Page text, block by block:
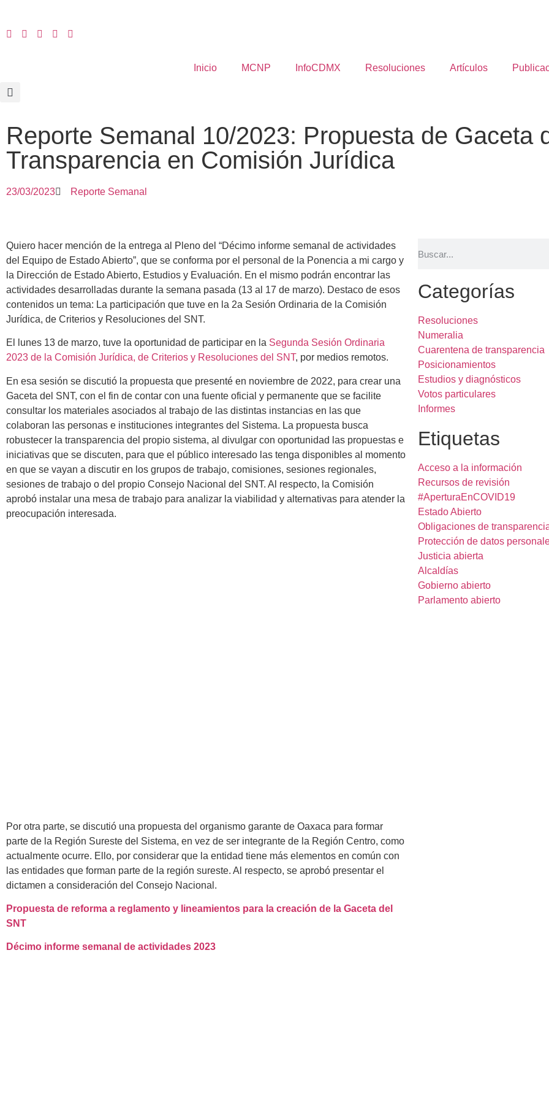
Inicio MCNP InfoCDMX Resoluciones Artículos
Reporte Semanal 10/2023: Propuesta de Gaceta
Transparencia en Comisión Jurídica
23/03/2023 Reporte Semanal
Quiero hacer mención de la entrega al Pleno del “Décimo informe semanal de actividades
del Equipo de Estado Abierto”, que se conforma por el personal de la Ponencia a mi cargo y
la Dirección de Estado Abierto, Estudios y Evaluación. En el mismo podrán encontrar las
actividades desarrolladas durante la semana pasada (13 al 17 de marzo). Destaco de esos
contenidos un tema: La participación que tuve en la 2a Sesión Ordinaria de la Comisión
Jurídica, de Criterios y Resoluciones del SNT.
El lunes 13 de marzo, tuve la oportunidad de participar en la Segunda Sesión Ordinaria
2023 de la Comisión Jurídica, de Criterios y Resoluciones del SNT, por medios remotos.
En esa sesión se discutió la propuesta que presenté en noviembre de 2022, para crear una
Gaceta del SNT, con el fin de contar con una fuente oficial y permanente que se facilite
consultar los materiales asociados al trabajo de las distintas instancias en las que
colaboran las personas e instituciones integrantes del Sistema. La propuesta busca
robustecer la transparencia del propio sistema, al divulgar con oportunidad las propuestas e
iniciativas que se discuten, para que el público interesado las tenga disponibles al momento
en que se vayan a discutir en los grupos de trabajo, comisiones, sesiones regionales,
sesiones de trabajo o del propio Consejo Nacional del SNT. Al respecto, la Comisión
aprobó instalar una mesa de trabajo para analizar la viabilidad y alternativas para atender la
preocupación interesada.
Por otra parte, se discutió una propuesta del organismo garante de Oaxaca para formar
parte de la Región Sureste del Sistema, en vez de ser integrante de la Región Centro, como
actualmente ocurre. Ello, por considerar que la entidad tiene más elementos en común con
las entidades que forman parte de la región sureste. Al respecto, se aprobó presentar el
dictamen a consideración del Consejo Nacional.
Propuesta de reforma a reglamento y lineamientos para la creación de la Gaceta del
SNT
Décimo informe semanal de actividades 2023
Categorías
Resoluciones
Numeralia
Cuarentena de transparencia
Posicionamientos
Estudios y diagnósticos
Votos particulares
Informes
Etiquetas
Acceso a la información
Recursos de revisión
#AperturaEnCOVID19
Estado Abierto
Obligaciones de
Protección de datos
Justicia abierta
Alcaldías
Gobierno abierto
Parlamento abierto